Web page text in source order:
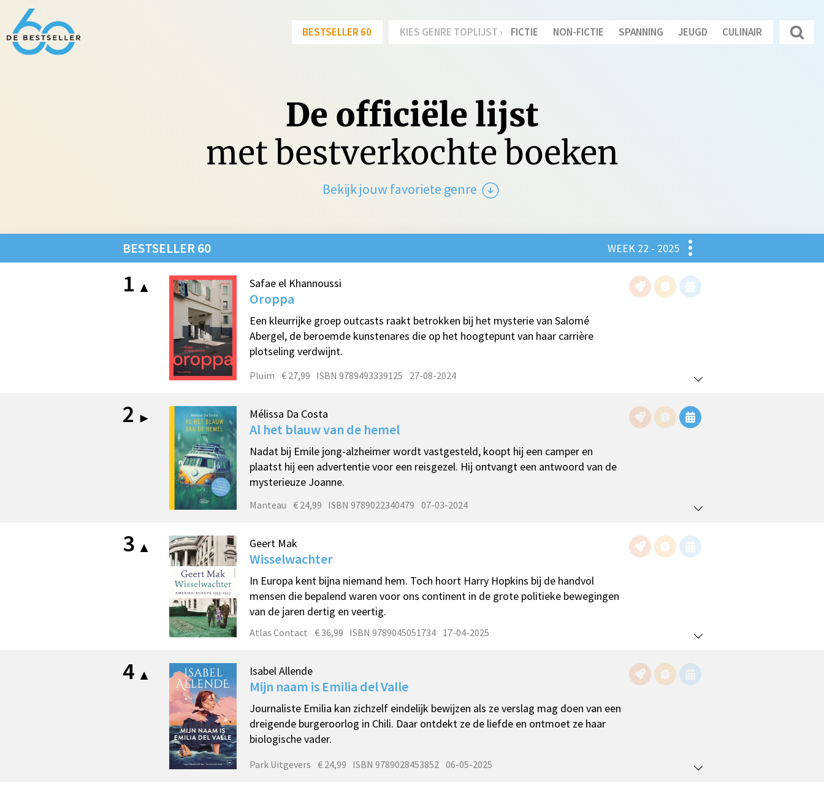
BESTSELLER 60 KIES GENRE TOPLIJST › FICTIE NON-FICTIE SPANNING JEUGD CULINAIR
De officiële lijst
met bestverkochte boeken
Bekijk jouw favoriete genre
Fictie
Jeugd
Culinair
BESTSELLER 60 WEEK 22 - 2025
1 Safae el Khannoussi
Oroppa
Een kleurrijke groep outcasts raakt betrokken bij het mysterie van Salomé
Abergel, de beroemde kunstenares die op het hoogtepunt van haar carrière
plotseling verdwijnt.
Pluim € 27,99 ISBN 9789493339125 27-08-2024
2 Mélissa Da Costa
Al het blauw van de hemel
Nadat bij Emile jong-alzheimer wordt vastgesteld, koopt hij een camper en
plaatst hij een advertentie voor een reisgezel. Hij ontvangt een antwoord van de
mysterieuze Joanne.
Manteau € 24,99 ISBN 9789022340479 07-03-2024
3 Geert Mak
Wisselwachter
In Europa kent bijna niemand hem. Toch hoort Harry Hopkins bij de handvol
mensen die bepalend waren voor ons continent in de grote politieke bewegingen
van de jaren dertig en veertig.
Atlas Contact € 36,99 ISBN 9789045051734 17-04-2025
4 Isabel Allende
Mijn naam is Emilia del Valle
Journaliste Emilia kan zichzelf eindelijk bewijzen als ze verslag mag doen van een
dreigende burgeroorlog in Chili. Daar ontdekt ze de liefde en ontmoet ze haar
biologische vader.
Park Uitgevers € 24,99 ISBN 9789028453852 06-05-2025